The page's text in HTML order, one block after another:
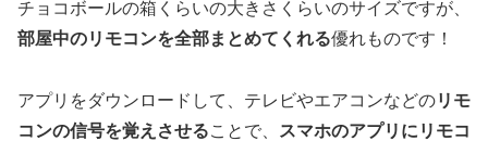
チョコボールの箱くらいの大きさくらいのサイズですが、
部屋中のリモコンを全部まとめてくれる優れものです！
アプリをダウンロードして、テレビやエアコンなどのリモ
コンの信号を覚えさせることで、
スマホのアプリにリモコ